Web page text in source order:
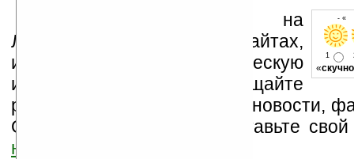
- «
1
«скучно
Устанавливайте линк на
Ладошки на своих сайтах,
изучайте коммерческую
информацию, посещайте
разделы сайта (форум, чат, новости,
Оцените эту новость и оставьте
ниже на странице